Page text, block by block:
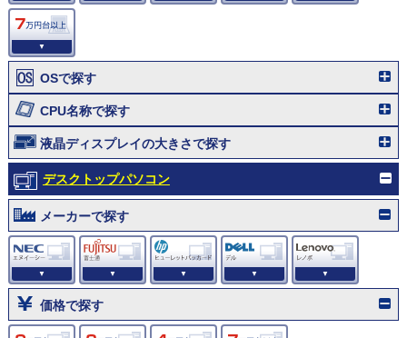
▼
OSで探す
CPU名称で探す
液晶ディスプレイの大きさで探す
デスクトップパソコン
メーカーで探す
▼ ▼ ▼ ▼ ▼
価格で探す